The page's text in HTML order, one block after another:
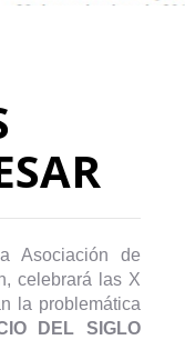
Asociación de
celebrará las X
la problemática
DEL SIGLO